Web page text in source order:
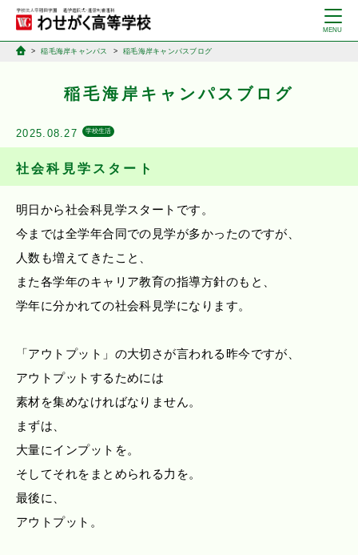
稲毛海岸キャンパス 稲毛海岸キャンパスブログ
稲毛海岸キャンパスブログ
2025.08.27 学校生活
社会科見学スタート
明日から社会科見学スタートです。
今までは全学年合同での見学が多かったのですが、
人数も増えてきたこと、
また各学年のキャリア教育の指導方針のもと、
学年に分かれての社会科見学になります。
「アウトプット」の大切さが言われる昨今ですが、
アウトプットするためには
素材を集めなければなりません。
まずは、
大量にインプットを。
そしてそれをまとめられる力を。
最後に、
アウトプット。